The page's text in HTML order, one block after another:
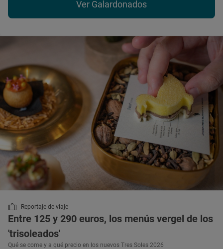
Ver Galardonados
Reportaje de viaje
Entre 125 y 290 euros, los menús vergel de los
'trisoleados'
Qué se come y a qué precio en los nuevos Tres Soles 2026